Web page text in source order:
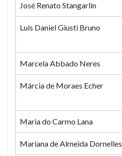
José Renato Stangarlin
Luís Daniel Giusti Bruno
Marcela Abbado Neres
Márcia de Moraes Echer
Maria do Carmo Lana
Mariana de Almeida Dornelles